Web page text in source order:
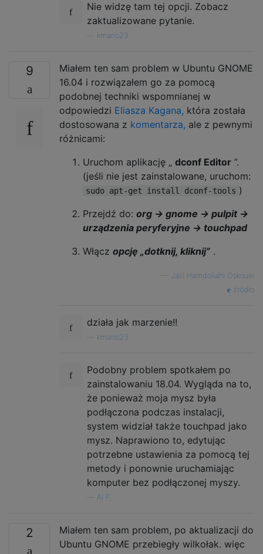
Nie widzę tam tej opcji. Zobacz
zaktualizowane pytanie.
kmario23
9
Miałem ten sam problem w Ubuntu GNOME
16.04 i rozwiązałem go za pomocą
podobnej techniki wspomnianej w
odpowiedzi Eliasza Kagana, która została
dostosowana z komentarza, ale z pewnymi
różnicami:
Uruchom aplikację „ dconf Editor ”.
(jeśli nie jest zainstalowane, uruchom:
sudo apt-get install dconf-tools )
Przejdź do: org → gnome → pulpit →
urządzenia peryferyjne → touchpad
Włącz opcję „dotknij, kliknij” .
Jalil Hamdollahi Oskouei
źródło
działa jak marzenie!!
kmario23
Podobny problem spotkałem po
zainstalowaniu 18.04. Wygląda na to,
że ponieważ moja mysz była
podłączona podczas instalacji,
system widział także touchpad jako
mysz. Naprawiono to, edytując
potrzebne ustawienia za pomocą tej
metody i ponownie uruchamiając
komputer bez podłączonej myszy.
Al F,
2
Miałem ten sam problem, po aktualizacji do
Ubuntu GNOME przebiegły wilkołak. więc